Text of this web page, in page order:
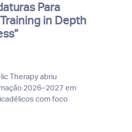
Para
in Depth
Therapy abriu
2026–2027 em
com foco